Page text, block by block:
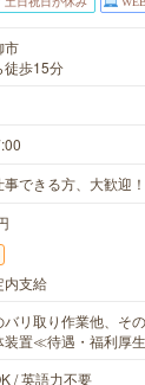
市
徒歩15分
できる方、大歓迎！
内支給
バリ取り作業他、そ
装置≪待遇・福利厚
/ 英語力不要